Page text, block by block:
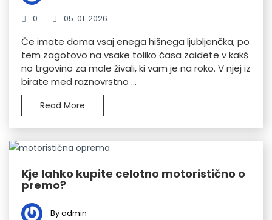
0 05. 01. 2026
Če imate doma vsaj enega hišnega ljubljenčka, po
tem zagotovo na vsake toliko časa zaidete v kakš
no trgovino za male živali, ki vam je na roko. V njej iz
birate med raznovrstno ...
Read More
Kje lahko kupite celotno motoristično o
premo?
By admin